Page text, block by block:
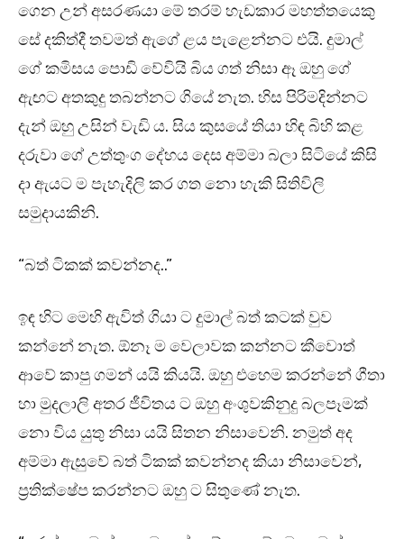
ගෙන උන් අසරණයා මේ තරම් හැඩකාර මහත්තයෙකු
සේ දකිත්දී තවමත් ඇගේ ළය පැළෙන්නට එයි. දුමාල්
ගේ කමිසය පොඩි වේවියි බිය ගත් නිසා ඈ ඔහු ගේ
ඇඟට අතකුදු තබන්නට ගියේ නැත. හිස පිරිමදින්නට
දැන් ඔහු උසින් වැඩි ය. සිය කුසයේ තියා හිඳ බිහි කළ
දරුවා ගේ උත්තුංග දේහය දෙස අම්මා බලා සිටියේ කිසි
දා ඇයට ම පැහැදිලි කර ගත නො හැකි සිතිවිලි
සමුදායකිනි.
“බත් ටිකක් කවන්නද..”
ඉඳ හිට මෙහි ඇවිත් ගියා ට දුමාල් බත් කටක් වුව
කන්නේ නැත. ඕනෑ ම වෙලාවක කන්නට කීවොත්
ආවේ කාපු ගමන් යයි කියයි. ඔහු එහෙම කරන්නේ ගීතා
හා මුදලාලි අතර ජීවිතය ට ඔහු අංශුවකිනුදු බලපෑමක්
නො විය යුතු නිසා යයි සිතන නිසාවෙනි. නමුත් අද
අම්මා ඇසුවේ බත් ටිකක් කවන්නද කියා නිසාවෙන්,
ප්‍රතික්ෂේප කරන්නට ඔහු ට සිතුණේ නැත.